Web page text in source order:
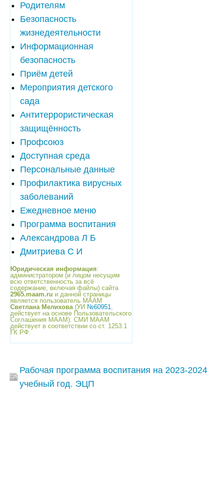
Родителям
Безопасность
жизнедеятельности
Информационная
безопасность
Приём детей
Мероприятия детского
сада
Антитеррористическая
защищённость
Профсоюз
Доступная среда
Персональные данные
Профилактика вирусных
заболеваний
Ежедневное меню
Программа воспитания
Александрова Л Б
Дмитриева С И
Юридическая информация:
администратором (и лицом несущим
всю ответственность за всё
содержание, включая файлы) сайта
2965.maam.ru и данной страницы
является пользователь МААМ
Светлана Мелихова(УИ №60951,
действует на основе Пользовательского
Соглашения МААМ). СМИ МААМ
действует в соответствии со ст. 1253.1
ГК РФ.
Рабочая программа воспитания на 2023-2024
учебный год. ЭЦП